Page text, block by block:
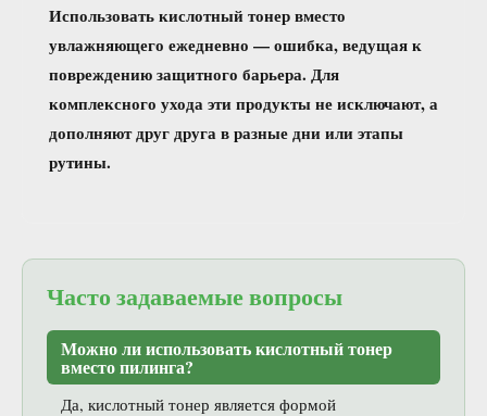
Использовать кислотный тонер вместо
увлажняющего ежедневно — ошибка, ведущая к
повреждению защитного барьера. Для
комплексного ухода эти продукты не исключают, а
дополняют друг друга в разные дни или этапы
рутины.
Часто задаваемые вопросы
Можно ли использовать кислотный тонер
вместо пилинга?
Да, кислотный тонер является формой